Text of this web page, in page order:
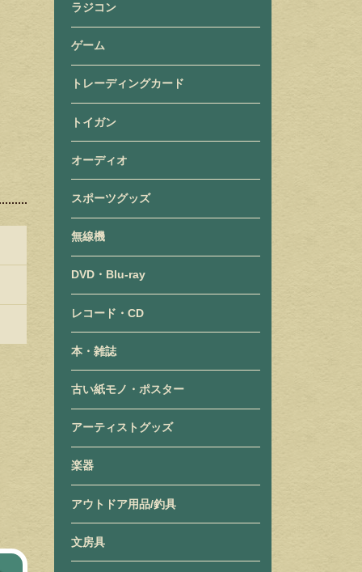
ラジコン
ゲーム
トレーディングカード
トイガン
オーディオ
スポーツグッズ
無線機
DVD・Blu-ray
レコード・CD
本・雑誌
古い紙モノ・ポスター
アーティストグッズ
楽器
アウトドア用品/釣具
文房具